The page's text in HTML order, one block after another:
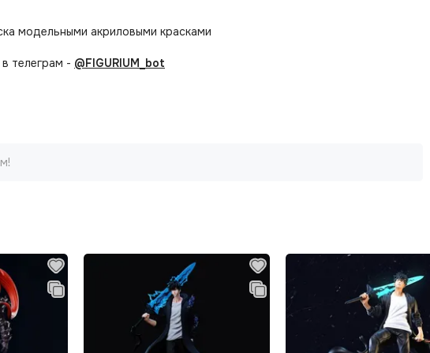
модельными акриловыми красками
телеграм - @FIGURIUM_bot